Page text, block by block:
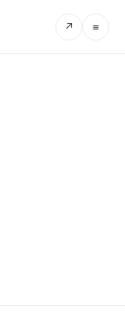
↗ ≡